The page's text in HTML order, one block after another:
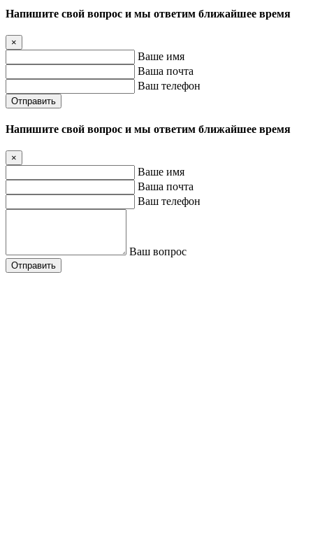
Напишите свой вопрос и мы ответим ближайшее время
×
Ваше имя
Ваша почта
Ваш телефон
Отправить
Напишите свой вопрос и мы ответим ближайшее время
×
Ваше имя
Ваша почта
Ваш телефон
Ваш вопрос
Отправить